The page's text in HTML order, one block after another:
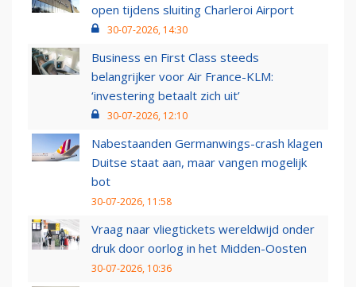
open tijdens sluiting Charleroi Airport
30-07-2026, 14:30
Business en First Class steeds
belangrijker voor Air France-KLM:
‘investering betaalt zich uit’
30-07-2026, 12:10
Nabestaanden Germanwings-crash klagen
Duitse staat aan, maar vangen mogelijk
bot
30-07-2026, 11:58
Vraag naar vliegtickets wereldwijd onder
druk door oorlog in het Midden-Oosten
30-07-2026, 10:36